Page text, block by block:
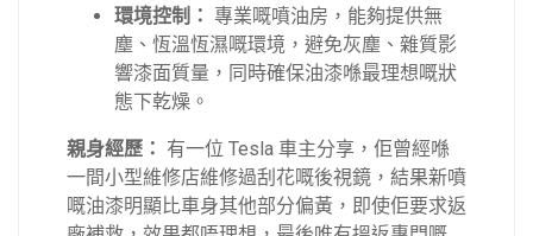
環境控制： 專業嘅噴油房，能夠提供無
塵、恆溫恆濕嘅環境，避免灰塵、雜質影
響漆面質量，同時確保油漆喺最理想嘅狀
態下乾燥。
親身經歷： 有一位 Tesla 車主分享，佢曾經喺
一間小型維修店維修過刮花嘅後視鏡，結果新噴
嘅油漆明顯比車身其他部分偏黃，即使佢要求返